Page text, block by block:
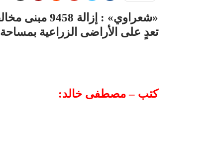
تعدٍ على الأراضى الزراعية بمساحة 8256 فدان
كتب – مصطفى خالد: